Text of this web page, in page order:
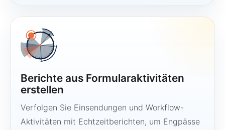
Berichte aus Formularaktivitäten
erstellen
Verfolgen Sie Einsendungen und Workflow-
Aktivitäten mit Echtzeitberichten, um Engpässe